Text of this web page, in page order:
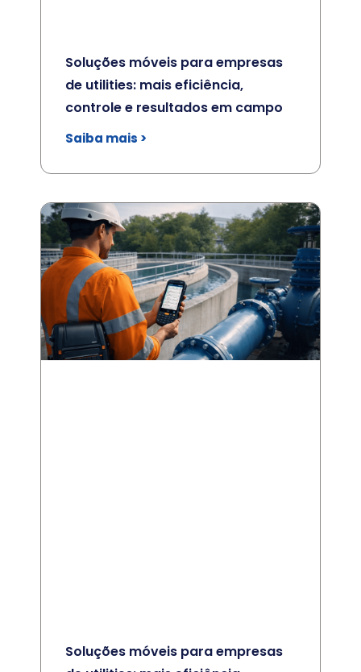
Soluções móveis para empresas
de utilities: mais eficiência,
controle e resultados em campo
Saiba mais >
Soluções móveis para empresas